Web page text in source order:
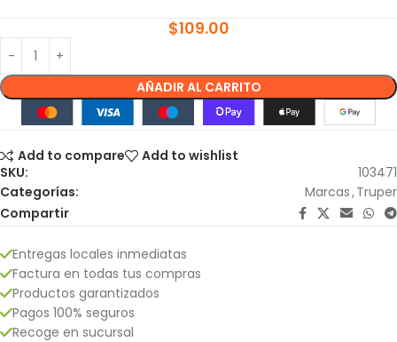
$109.00
AÑADIR AL CARRITO
Add to compare
Add to wishlist
SKU:
103471
Categorías:
Marcas,Truper
Compartir
Entregas locales inmediatas
Factura en todas tus compras
Productos garantizados
Pagos 100% seguros
Recoge en sucursal